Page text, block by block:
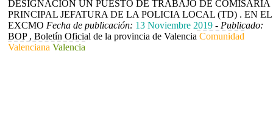
DESIGNACIÓN UN PUESTO DE TRABAJO DE COMISARÍA
PRINCIPAL JEFATURA DE LA POLICIA LOCAL (TD) . EN EL
EXCMO Fecha de publicación: 13 Noviembre 2019 - Publicado:
BOP , Boletín Oficial de la provincia de Valencia Comunidad
Valenciana Valencia